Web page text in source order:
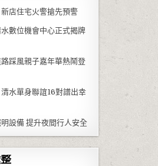
店住宅火警搶先預警
數位機會中心正式揭牌
踩風親子嘉年華熱鬧登
水單身聯誼16對譜出幸
設備 提升夜間行人安全